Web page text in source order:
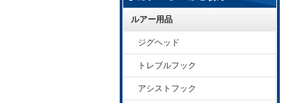
ルアー用品
ジグヘッド
トレブルフック
アシストフック